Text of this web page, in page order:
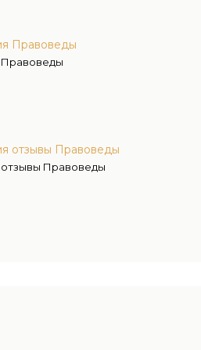
Правоведы
отзывы Правоведы
Правоведы